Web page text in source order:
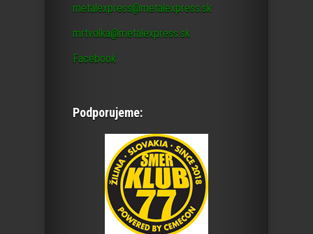
metalexpress@metalexpress.sk
mrtvolka@metalexpress.sk
Facebook
Podporujeme: